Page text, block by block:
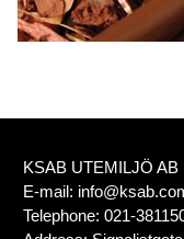
KSAB UTEMILJÖ AB
E-mail:
Telephone: 021-